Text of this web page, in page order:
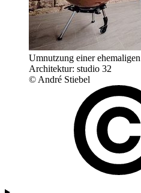
Umnutzung einer
Architektur: studio 32
© André Stiebel